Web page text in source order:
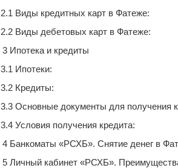
2.1 Виды кредитных карт в Фатеже:
2.2 Виды дебетовых карт в Фатеже:
3 Ипотека и кредиты
3.1 Ипотеки:
3.2 Кредиты:
3.3 Основные документы для получения
3.4 Условия получения кредита:
4 Банкоматы «РСХБ». Снятие денег в
5 Личный кабинет «РСХБ».